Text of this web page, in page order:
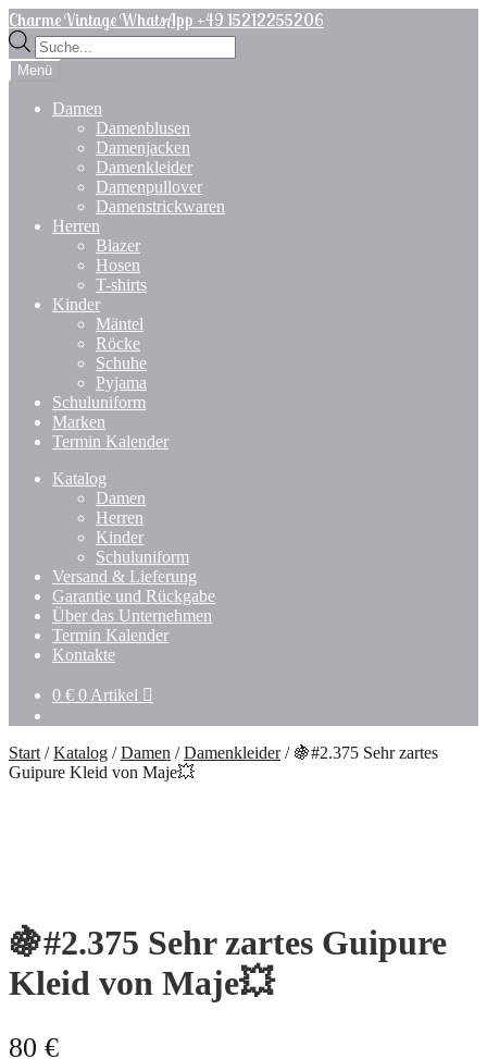
Zur
Navigation
springen
Zum
Inhalt
springen
Charme Vintage WhatsApp +49 15212255206
Products
search
Menü
Damen
Damenblusen
Damenjacken
Damenkleider
Damenpullover
Damenstrickwaren
Herren
Blazer
Hosen
T-shirts
Kinder
Mäntel
Röcke
Schuhe
Pyjama
Schuluniform
Marken
Termin Kalender
Katalog
Damen
Herren
Kinder
Schuluniform
Versand & Lieferung
Garantie und Rückgabe
Über das Unternehmen
Termin Kalender
Kontakte
0 € 0 Artikel
Start /Katalog /Damen /Damenkleider/ 🍇#2.375 Sehr zartes
Guipure Kleid von Maje💥
🍇#2.375 Sehr zartes Guipure
Kleid von Maje💥
80 €